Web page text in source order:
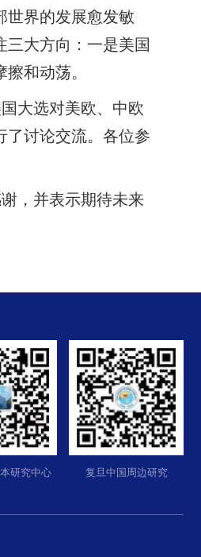
世界的发展愈发敏
大方向：一是美国
和动荡。
大选对美欧、中欧
了讨论交流。各位参
，并表示期待未来
研究中心 复旦中国周边研究